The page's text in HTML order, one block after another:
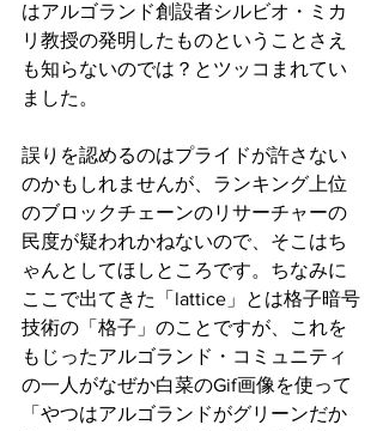
はアルゴランド創設者シルビオ・ミカ
リ教授の発明したものということさえ
も知らないのでは？とツッコまれてい
ました。
誤りを認めるのはプライドが許さない
のかもしれませんが、ランキング上位
のブロックチェーンのリサーチャーの
民度が疑われかねないので、そこはち
ゃんとしてほしところです。ちなみに
ここで出てきた「lattice」とは格子暗号
技術の「格子」のことですが、これを
もじったアルゴランド・コミュニティ
の一人がなぜか白菜のGif画像を使って
「やつはアルゴランドがグリーンだか